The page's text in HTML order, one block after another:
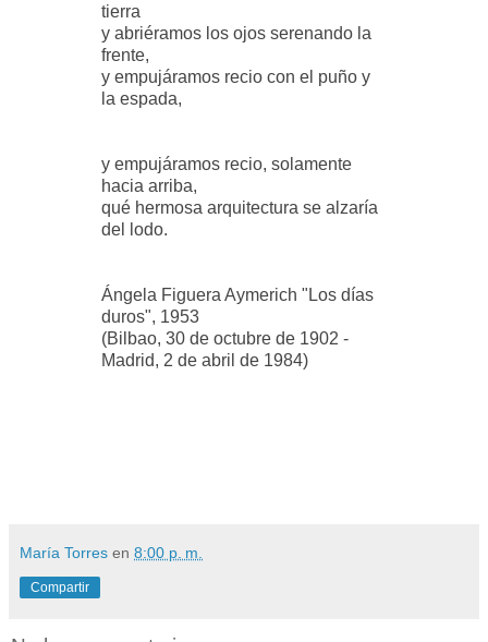
tierra
y abriéramos los ojos serenando la
frente,
y empujáramos recio con el puño y
la espada,
y empujáramos recio, solamente
hacia arriba,
qué hermosa arquitectura se alzaría
del lodo.
Ángela Figuera Aymerich "Los días
duros", 1953
(Bilbao, 30 de octubre de 1902 -
Madrid, 2 de abril de 1984)
María Torres en 8:00 p. m.
Compartir